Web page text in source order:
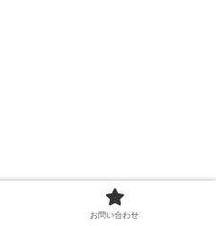
お問い合わせ